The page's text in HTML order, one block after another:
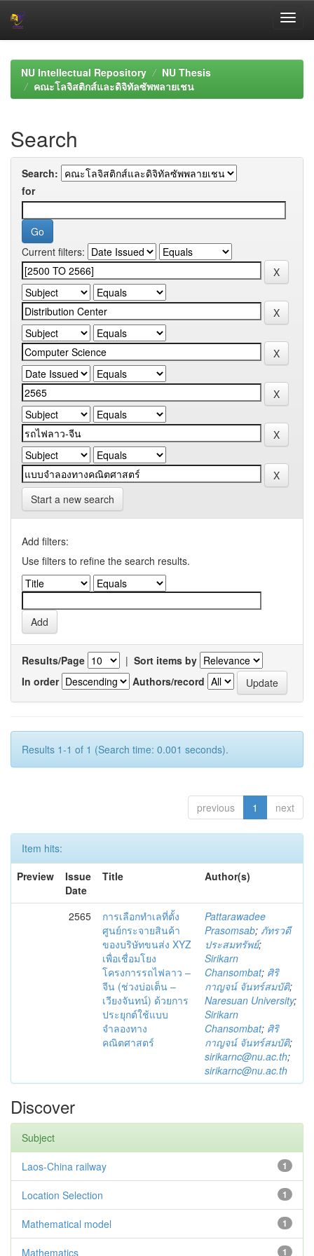
navigationNU Intellectual Repository
NU Thesis
คณะโลจิสติกส์และดิจิทัลซัพพลายเชน
Search
Search:
for
Current filters:
Start a new search
Add filters:
Use filters to refine the search results.
Results/Page | Sort items by
In order
Authors/record
Results 1-1 of 1 (Search time: 0.001 seconds).
previous 1 next
Item hits:
Preview
Issue
Date
Title Author(s)
2565
การเลือกทำเลที่ตั้ง
ศูนย์กระจายสินค้า
ของบริษัทขนส่ง XYZ
เพื่อเชื่อมโยง
โครงการรถไฟลาว –
จีน (ช่วงบ่อเต็น –
เวียงจันทน์) ด้วยการ
ประยุกต์ใช้แบบ
จำลองทาง
คณิตศาสตร์
Pattarawadee
Prasomsab; ภัทรวดี
ประสมทรัพย์;
Sirikarn
Chansombat; ศิริ
กาญจน์ จันทร์สมบัติ;
Naresuan University;
Sirikarn
Chansombat; ศิริ
กาญจน์ จันทร์สมบัติ;
sirikarnc@nu.ac.th;
sirikarnc@nu.ac.th
Discover
Subject
1
Laos-China railway
1
Location Selection
1
Mathematical model
1
Mathematics